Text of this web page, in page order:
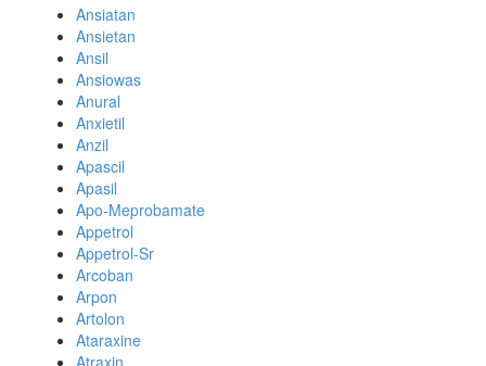
Ansiatan
Ansietan
Ansil
Ansiowas
Anural
Anxietil
Anzil
Apascil
Apasil
Apo-Meprobamate
Appetrol
Appetrol-Sr
Arcoban
Arpon
Artolon
Ataraxine
Atraxin